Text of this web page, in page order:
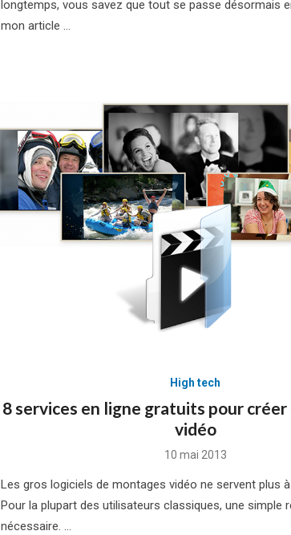
longtemps, vous savez que tout se passe désormais
mon article …
High tech
8 services en ligne gratuits pour
vidéo
Posted
10 mai 2013
Les gros logiciels de montages vidéo ne servent plus
Pour la plupart des utilisateurs classiques, une simple
nécessaire. …